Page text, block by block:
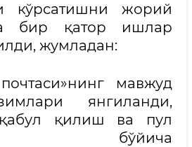
кўрсатишни жорий
бир қатор ишлар
жумладан:
мавжуд
янгиланди,
қилиш ва пул
бўйича